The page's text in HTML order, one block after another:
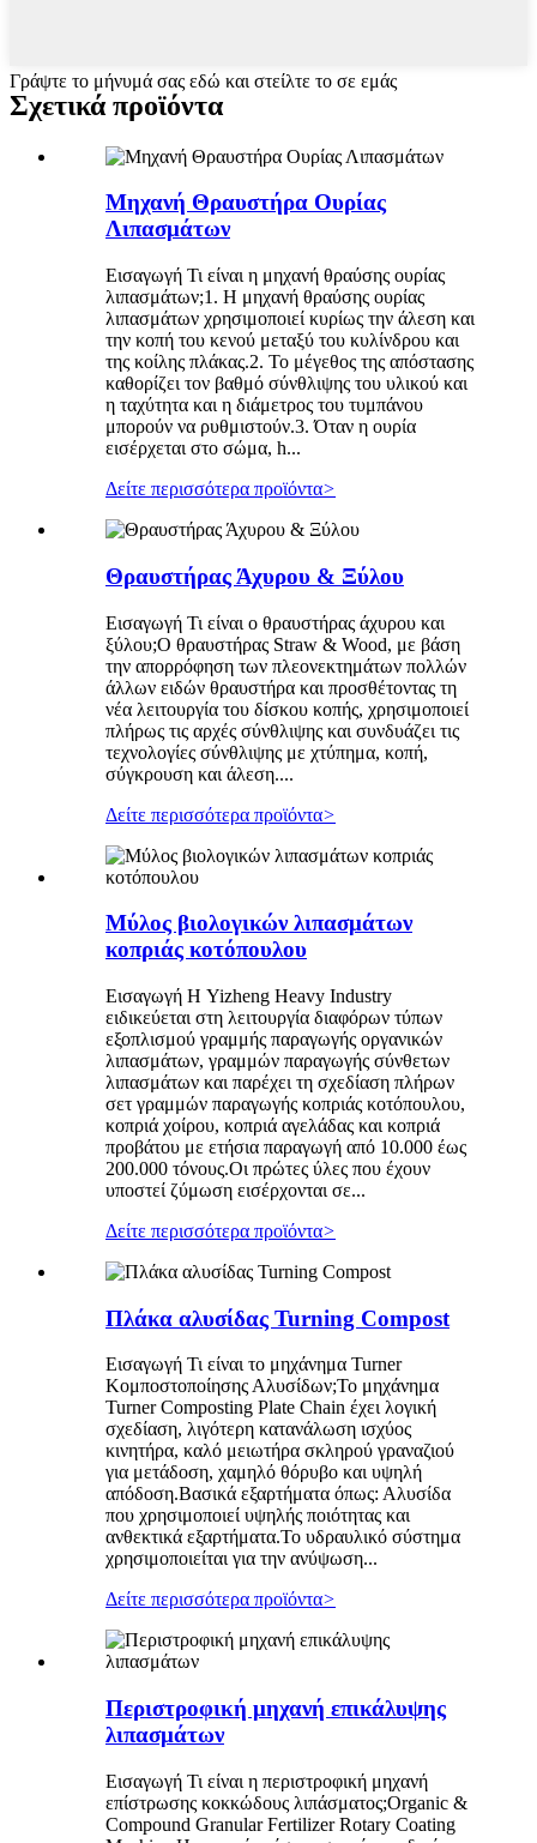
Γράψτε το μήνυμά σας εδώ και στείλτε το σε εμάς
Σχετικά προϊόντα
Μηχανή Θραυστήρα Ουρίας
Λιπασμάτων
Εισαγωγή Τι είναι η μηχανή θραύσης ουρίας
λιπασμάτων;1. Η μηχανή θραύσης ουρίας
λιπασμάτων χρησιμοποιεί κυρίως την άλεση και
την κοπή του κενού μεταξύ του κυλίνδρου και
της κοίλης πλάκας.2. Το μέγεθος της απόστασης
καθορίζει τον βαθμό σύνθλιψης του υλικού και
η ταχύτητα και η διάμετρος του τυμπάνου
μπορούν να ρυθμιστούν.3. Όταν η ουρία
εισέρχεται στο σώμα, h...
Δείτε περισσότερα προϊόντα>
Θραυστήρας Άχυρου & Ξύλου
Εισαγωγή Τι είναι ο θραυστήρας άχυρου και
ξύλου;Ο θραυστήρας Straw & Wood, με βάση
την απορρόφηση των πλεονεκτημάτων πολλών
άλλων ειδών θραυστήρα και προσθέτοντας τη
νέα λειτουργία του δίσκου κοπής, χρησιμοποιεί
πλήρως τις αρχές σύνθλιψης και συνδυάζει τις
τεχνολογίες σύνθλιψης με χτύπημα, κοπή,
σύγκρουση και άλεση....
Δείτε περισσότερα προϊόντα>
Μύλος βιολογικών λιπασμάτων
κοπριάς κοτόπουλου
Εισαγωγή Η Yizheng Heavy Industry
ειδικεύεται στη λειτουργία διαφόρων τύπων
εξοπλισμού γραμμής παραγωγής οργανικών
λιπασμάτων, γραμμών παραγωγής σύνθετων
λιπασμάτων και παρέχει τη σχεδίαση πλήρων
σετ γραμμών παραγωγής κοπριάς κοτόπουλου,
κοπριά χοίρου, κοπριά αγελάδας και κοπριά
προβάτου με ετήσια παραγωγή από 10.000 έως
200.000 τόνους.Οι πρώτες ύλες που έχουν
υποστεί ζύμωση εισέρχονται σε...
Δείτε περισσότερα προϊόντα>
Πλάκα αλυσίδας Turning Compost
Εισαγωγή Τι είναι το μηχάνημα Turner
Κομποστοποίησης Αλυσίδων;Το μηχάνημα
Turner Composting Plate Chain έχει λογική
σχεδίαση, λιγότερη κατανάλωση ισχύος
κινητήρα, καλό μειωτήρα σκληρού γραναζιού
για μετάδοση, χαμηλό θόρυβο και υψηλή
απόδοση.Βασικά εξαρτήματα όπως: Αλυσίδα
που χρησιμοποιεί υψηλής ποιότητας και
ανθεκτικά εξαρτήματα.Το υδραυλικό σύστημα
χρησιμοποιείται για την ανύψωση...
Δείτε περισσότερα προϊόντα>
Περιστροφική μηχανή επικάλυψης
λιπασμάτων
Εισαγωγή Τι είναι η περιστροφική μηχανή
επίστρωσης κοκκώδους λιπάσματος;Organic &
Compound Granular Fertilizer Rotary Coating